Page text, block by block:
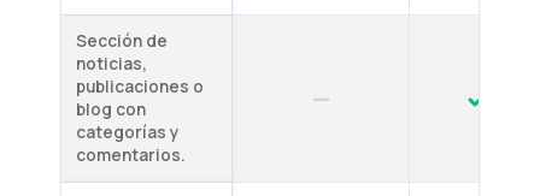
Sección de
noticias,
publicaciones o
blog con
categorías y
comentarios.
—